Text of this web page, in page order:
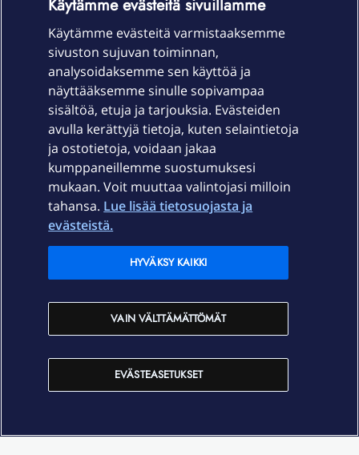
Laitteet & liittymät
Palvelut
Ajankohtaista
Elisa Oyj
In English
Käytämme evästeitä sivuillamme
Käytämme evästeitä varmistaaksemme
sivuston sujuvan toiminnan,
analysoidaksemme sen käyttöä ja
näyttääksemme sinulle sopivampaa
sisältöä, etuja ja tarjouksia. Evästeiden
avulla kerättyjä tietoja, kuten selaintietoja
ja ostotietoja, voidaan jakaa
kumppaneillemme suostumuksesi
mukaan. Voit muuttaa valintojasi milloin
tahansa. Lue lisää tietosuojasta ja
evästeistä.
EVÄSTEASETUKSET
VAIN VÄLTTÄMÄTTÖMÄT
HYVÄKSY KAIKKI